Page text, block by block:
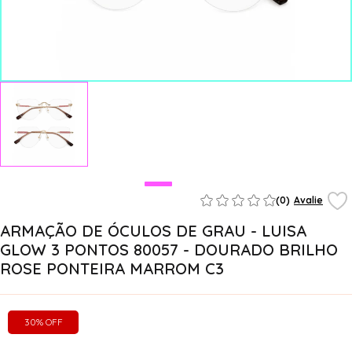
(0) Avalie
ARMAÇÃO DE ÓCULOS DE GRAU - LUISA
GLOW 3 PONTOS 80057 - DOURADO BRILHO
ROSE PONTEIRA MARROM C3
30% OFF